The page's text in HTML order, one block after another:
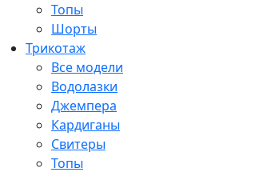
Топы
Шорты
Трикотаж
Все модели
Водолазки
Джемпера
Кардиганы
Свитеры
Топы